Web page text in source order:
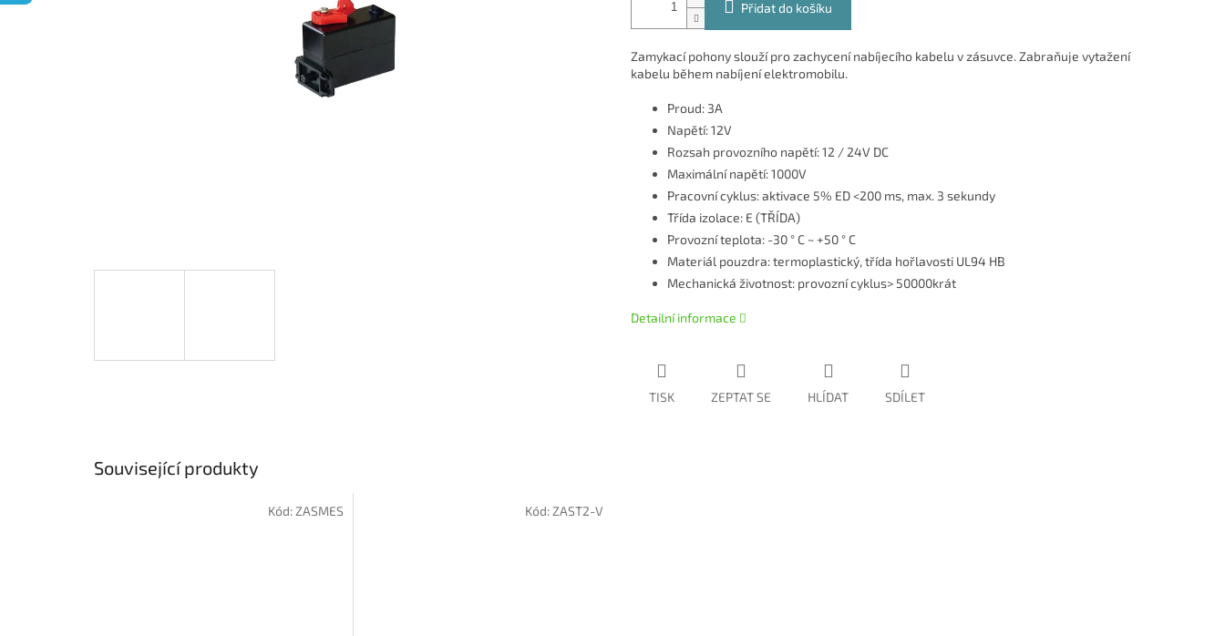
Přidat do košíku
Zamykací pohony slouží pro zachycení nabíjecího kabelu v zásuvce. Zabraňuje vytažení
kabelu během nabíjení elektromobilu.
Proud: 3A
Napětí: 12V
Rozsah provozního napětí: 12 / 24V DC
Maximální napětí: 1000V
Pracovní cyklus: aktivace 5% ED <200 ms, max. 3 sekundy
Třída izolace: E (TŘÍDA)
Provozní teplota: -30 ° C ~ +50 ° C
Materiál pouzdra: termoplastický, třída hořlavosti UL94 HB
Mechanická životnost: provozní cyklus> 50000krát
Detailní informace
TISK ZEPTAT SE HLÍDAT SDÍLET
Související produkty
Kód: ZASMES Kód: ZAST2-V